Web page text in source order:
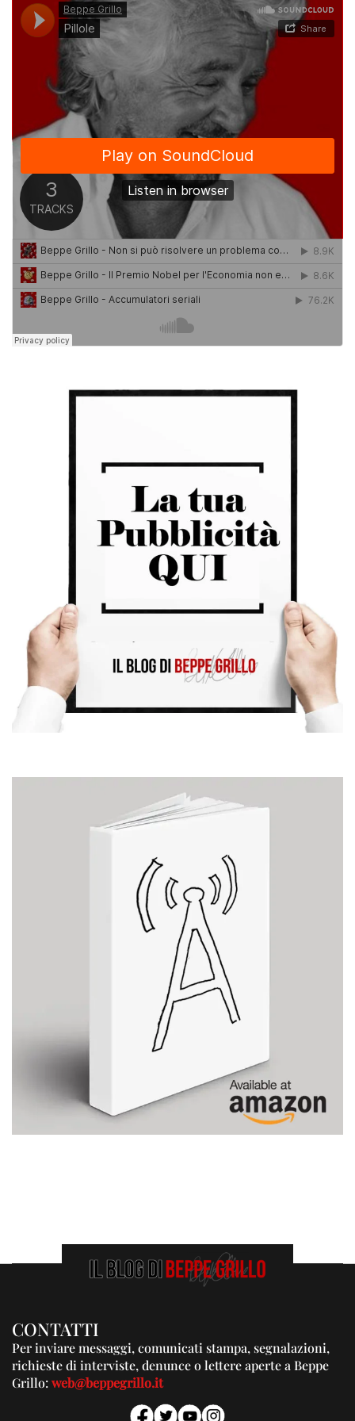
CONTATTI
Per inviare messaggi, comunicati stampa, segnalazioni,
richieste di interviste, denunce o lettere aperte a Beppe
Grillo:web@beppegrillo.it